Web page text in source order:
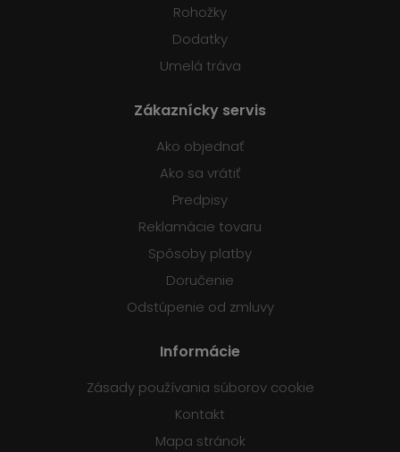
Rohožky
Dodatky
Umelá tráva
Zákaznícky servis
Ako objednať
Ako sa vrátiť
Predpisy
Reklamácie tovaru
Spôsoby platby
Doručenie
Odstúpenie od zmluvy
Informácie
Zásady používania súborov cookie
Kontakt
Mapa stránok